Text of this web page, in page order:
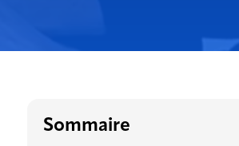
Sommaire